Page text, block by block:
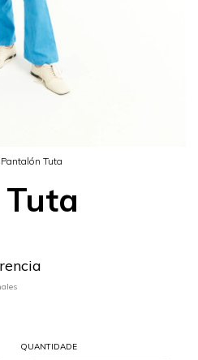
Pantalón Tuta
QUANTIDADE